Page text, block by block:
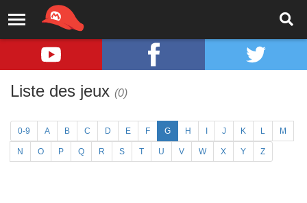
Liste des jeux (0)
0-9 A B C D E F G H J K L M
N O P Q R S T U V W X Y Z